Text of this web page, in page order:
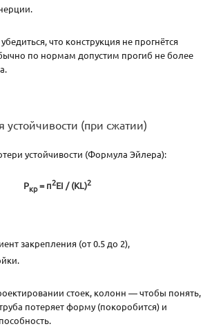
что конструкция не прогнётся
по нормам допустим прогиб не более
устойчивости (при сжатии)
устойчивости (Формула Эйлера):
Pкр= π2EI / (KL)2
закрепления (от 0.5 до 2),
стоек, колонн — чтобы понять,
потеряет форму (покоробится) и